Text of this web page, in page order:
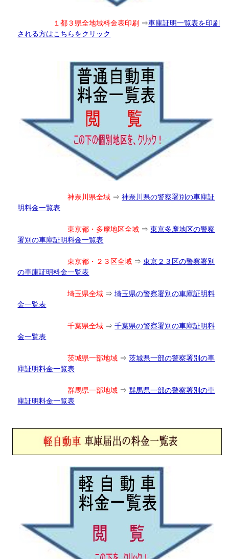
１都３県全地域料金表印刷 ⇒車庫証明一覧表を印刷
される方はこちらをクリック
神奈川県全域 ⇒神奈川県の警察署別の車庫証
明料金一覧表
東京都・多摩地区全域 ⇒東京多摩地区の警察
署別の車庫証明料金一覧表
東京都・２３区全域 ⇒東京２３区の警察署別
の車庫証明料金一覧表
埼玉県全域 ⇒埼玉県の警察署別の車庫証明料
金一覧表
千葉県全域 ⇒千葉県の警察署別の車庫証明料
金一覧表
茨城県一部地域 ⇒茨城県一部の警察署別の車
庫証明料金一覧表
群馬県一部地域 ⇒群馬県一部の警察署別の車
庫証明料金一覧表